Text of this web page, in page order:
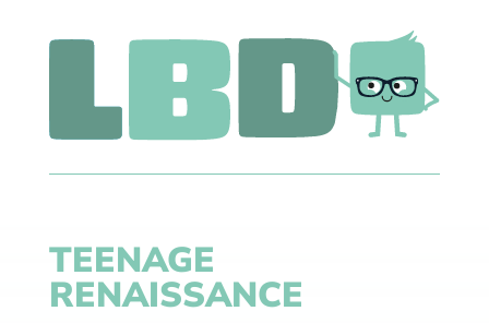
TEENAGE
RENAISSANCE